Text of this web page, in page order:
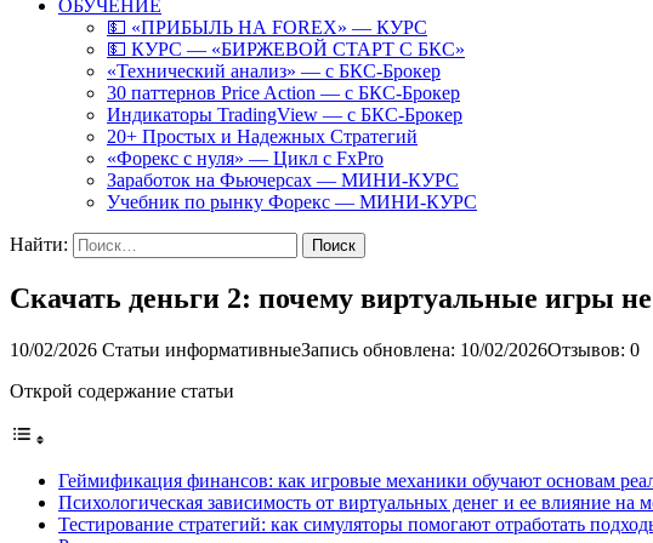
ОБУЧЕНИЕ
💵 «ПРИБЫЛЬ НА FOREX» — КУРС
💵 КУРС — «БИРЖЕВОЙ СТАРТ С БКС»
«Технический анализ» — с БКС-Брокер
30 паттернов Price Action — с БКС-Брокер
Индикаторы TradingView — с БКС-Брокер
20+ Простых и Надежных Стратегий
«Форекс с нуля» — Цикл с FxPro
Заработок на Фьючерсах — МИНИ-КУРС
Учебник по рынку Форекс — МИНИ-КУРС
Найти:
Скачать деньги 2: почему виртуальные игры
10/02/2026 Статьи информативныеЗапись обновлена: 10/02/2026Отзывов: 0
Открой содержание статьи
Геймификация финансов: как игровые механики обучают основам
Психологическая зависимость от виртуальных денег и ее влияние на
Тестирование стратегий: как симуляторы помогают отработать